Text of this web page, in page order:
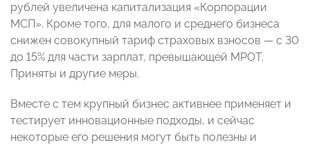
рублей увеличена капитализация «Корпорации
МСП». Кроме того, для малого и среднего бизнеса
снижен совокупный тариф страховых взносов — с 30
до 15% для части зарплат, превышающей МРОТ.
Приняты и другие меры.
Вместе с тем крупный бизнес активнее применяет и
тестирует инновационные подходы, и сейчас
некоторые его решения могут быть полезны и